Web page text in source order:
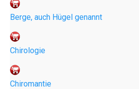
Berge, auch Hügel genannt
Chirologie
Chiromantie